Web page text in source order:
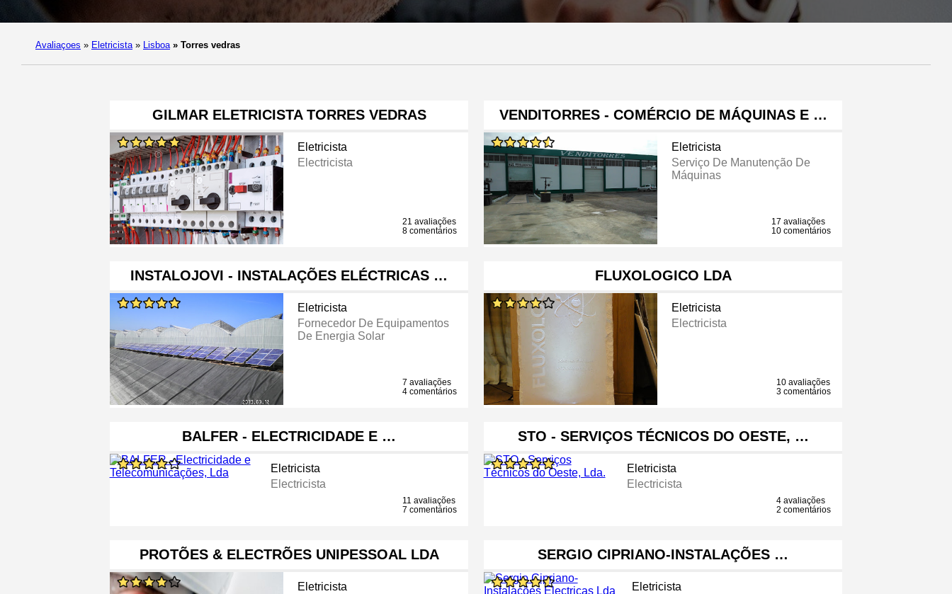
Avaliaçoes » Eletricista » Lisboa » Torres vedras
GILMAR ELETRICISTA TORRES VEDRAS
Eletricista
Electricista
21 avaliações
8 comentários
VENDITORRES - COMÉRCIO DE MÁQUINAS E …
Eletricista
Serviço De Manutenção De
Máquinas
17 avaliações
10 comentários
INSTALOJOVI - INSTALAÇÕES ELÉCTRICAS …
Eletricista
Fornecedor De Equipamentos
De Energia Solar
7 avaliações
4 comentários
FLUXOLOGICO LDA
Eletricista
Electricista
10 avaliações
3 comentários
BALFER - ELECTRICIDADE E …
Eletricista
Electricista
11 avaliações
7 comentários
STO - SERVIÇOS TÉCNICOS DO OESTE, …
Eletricista
Electricista
4 avaliações
2 comentários
PROTÕES & ELECTRÕES UNIPESSOAL LDA
Eletricista
SERGIO CIPRIANO-INSTALAÇÕES …
Eletricista